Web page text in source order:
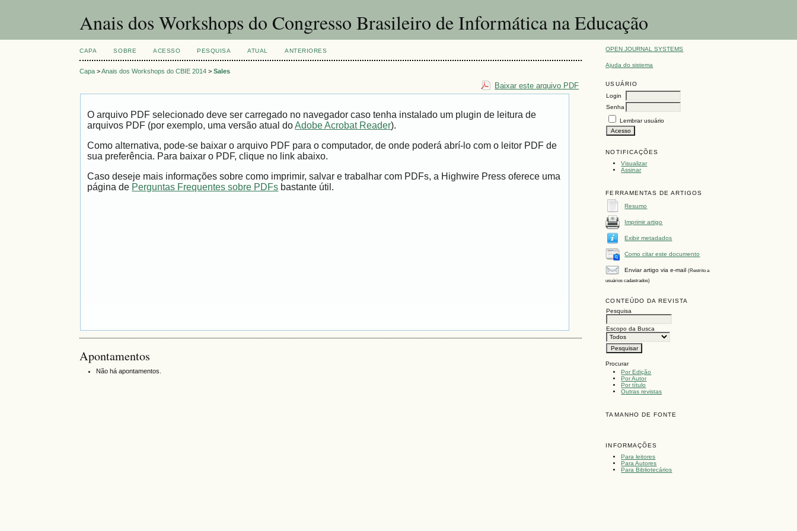
Anais dos Workshops do Congresso Brasileiro de Informática na Educação
OPEN JOURNAL SYSTEMS
Ajuda do sistema
USUÁRIO
Login
Senha
Lembrar usuário
NOTIFICAÇÕES
Visualizar
Assinar
FERRAMENTAS DE ARTIGOS
Resumo
Imprimir artigo
Exibir metadados
Como citar este documento
Enviar artigo via e-mail(Restrito a
usuários cadastrados)
CONTEÚDO DA REVISTA
Pesquisa
Escopo da Busca
Procurar
Por Edição
Por Autor
Por título
Outras revistas
TAMANHO DE FONTE
INFORMAÇÕES
Para leitores
Para Autores
Para Bibliotecários
CAPA SOBRE ACESSO PESQUISA ATUAL ANTERIORES
Capa >Anais dos Workshops do CBIE 2014 >Sales
Baixar este arquivo PDF
O arquivo PDF selecionado deve ser carregado no navegador caso tenha instalado um plugin de leitura de
arquivos PDF (por exemplo, uma versão atual doAdobe Acrobat Reader).
Como alternativa, pode-se baixar o arquivo PDF para o computador, de onde poderá abrí-lo com o leitor PDF de
sua preferência. Para baixar o PDF, clique no link abaixo.
Caso deseje mais informações sobre como imprimir, salvar e trabalhar com PDFs, a Highwire Press oferece uma
página de Perguntas Frequentes sobre PDFs bastante útil.
Apontamentos
Não há apontamentos.